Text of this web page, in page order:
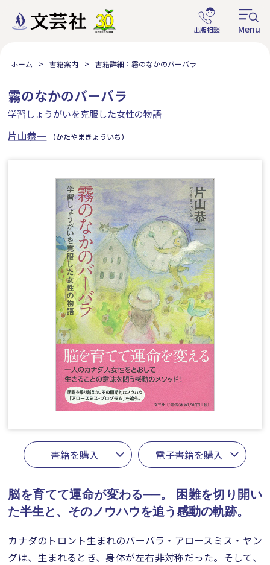
ホーム 書籍案内 書籍詳細：霧のなかのバーバラ
霧のなかのバーバラ
学習しょうがいを克服した女性の物語
片山恭一 （かたやまきょういち）
書籍を購入 電子書籍を購入
脳を育てて運命が変わる──。
困難を切り開い
た半生と、そのノウハウを追う感動の軌跡。
カナダのトロント生まれのバーバラ・アロースミス・ヤン
グは、生まれるとき、身体が左右非対称だった。そして、